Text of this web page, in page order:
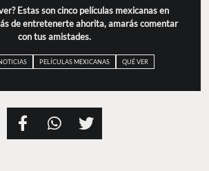
Estas son cinco películas mexicanas en
de entretenerte ahorita, amarás comentar
con tus amistades.
PELÍCULAS MEXICANAS QUÉ VER